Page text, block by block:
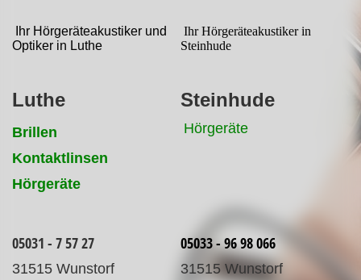
Ihr Hörgeräteakustiker und
Optiker in Luthe
Ihr Hörgeräteakustiker in
Steinhude
Luthe
Brillen
Kontaktlinsen
Hörgeräte
Steinhude
Hörgeräte
05031 - 7 57 27 05033 - 96 98 066
31515 Wunstorf
31515 Wunstorf